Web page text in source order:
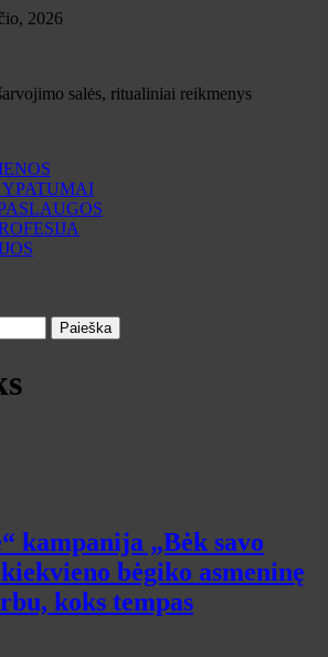
2026
salės, ritualiniai reikmenys
kampanija „Bėk savo
bėgiko asmeninę
koks tempas